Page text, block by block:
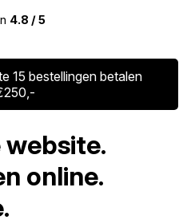
4.8 / 5
15 bestellingen betalen
website.
online.